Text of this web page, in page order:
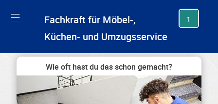
Fachkraft für Möbel-,
Küchen- und Umzugsservice
1
Wie oft hast du das schon gemacht?